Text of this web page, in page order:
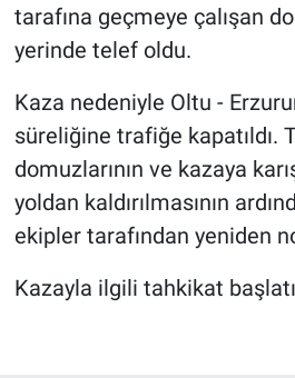
tarafına geçmeye çalışan
yerinde telef oldu.
Kaza nedeniyle Oltu -
süreliğine trafiğe kapatıldı.
domuzlarının ve kazaya
yoldan kaldırılmasının
ekipler tarafından yeniden
Kazayla ilgili tahkikat